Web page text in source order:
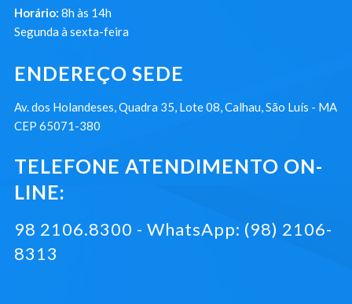
Horário: 8h às 14h
Segunda à sexta-feira
ENDEREÇO SEDE
Av. dos Holandeses, Quadra 35, Lote 08, Calhau, São Luís - MA
CEP 65071-380
TELEFONE ATENDIMENTO ON-
LINE:
98 2106.8300 - WhatsApp: (98) 2106-
8313